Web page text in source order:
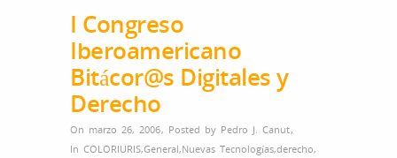
I Congreso
Iberoamericano
Bitácor@s Digitales y
Derecho
On marzo 26, 2006, Posted by Pedro J. Canut,
In COLORIURIS,General,Nuevas Tecnologías,derecho,